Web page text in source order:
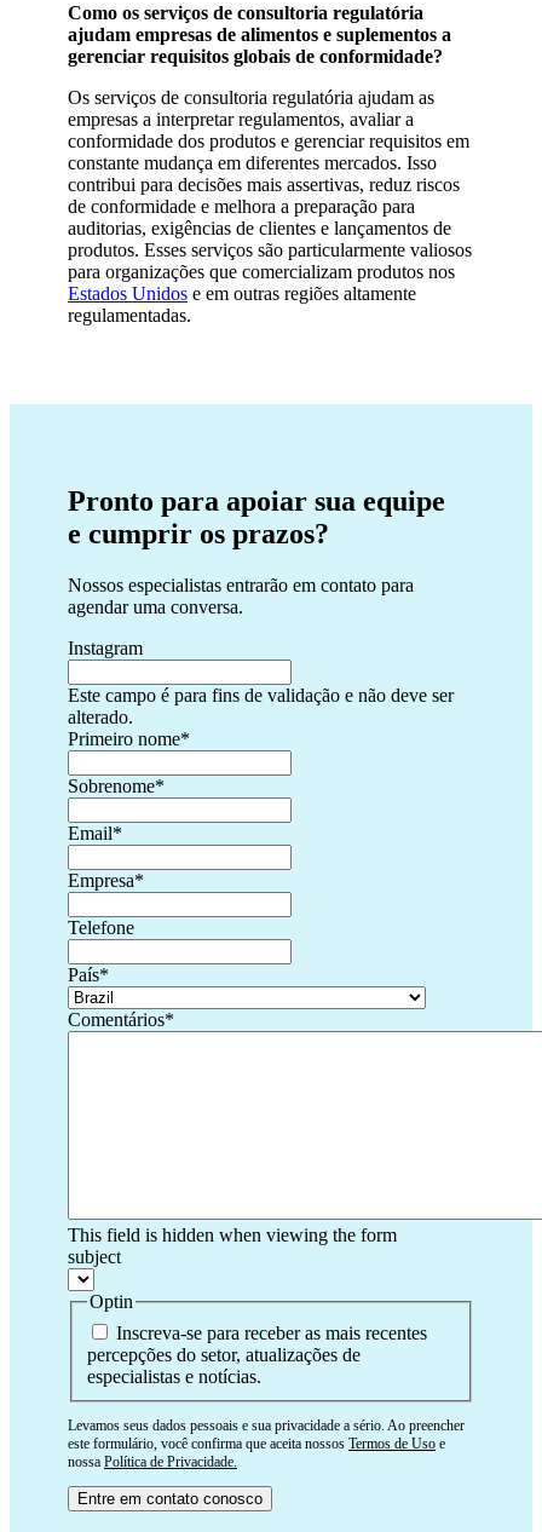
Como os serviços de consultoria regulatória
ajudam empresas de alimentos e suplementos a
gerenciar requisitos globais de conformidade?
Os serviços de consultoria regulatória ajudam as
empresas a interpretar regulamentos, avaliar a
conformidade dos produtos e gerenciar requisitos em
constante mudança em diferentes mercados. Isso
contribui para decisões mais assertivas, reduz riscos
de conformidade e melhora a preparação para
auditorias, exigências de clientes e lançamentos de
produtos. Esses serviços são particularmente valiosos
para organizações que comercializam produtos nos
Estados Unidos e em outras regiões altamente
regulamentadas.
Pronto para apoiar sua equipe
e cumprir os prazos?
Nossos especialistas entrarão em contato para
agendar uma conversa.
Instagram
Este campo é para fins de validação e não deve ser
alterado.
Primeiro nome*
Sobrenome*
Email*
Empresa*
Telefone
País*
Comentários*
This field is hidden when viewing the form
subject
Optin
Inscreva-se para receber as mais recentes
percepções do setor, atualizações de
especialistas e notícias.
Levamos seus dados pessoais e sua privacidade a sério. Ao preencher
este formulário, você confirma que aceita nossos Termos de Uso e
nossa Política de Privacidade.